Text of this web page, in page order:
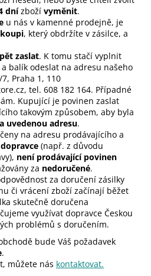
dnízboží vyměnit.
u nás v kamenné prodejně, je
, který obdržíte v zásilce, a
zaslat. K tomu stačí vyplnit
a balík odeslat na adresu našeho
Praha 1, 110
tel. 608 182 164. Případné
Kupující je povinen zaslat
takovým způsobem, aby byla
uvedenou adresu.
na adresu prodávajícího a
(např. z důvodu
není prodávající povinen
za nedoručené.
za doručení zásilky
či vrácení zboží začínají běžet
skutečně doručena
využívat dopravce Českou
problémů s doručením.
bude Váš požadavek
.
můžete nás kontaktovat.